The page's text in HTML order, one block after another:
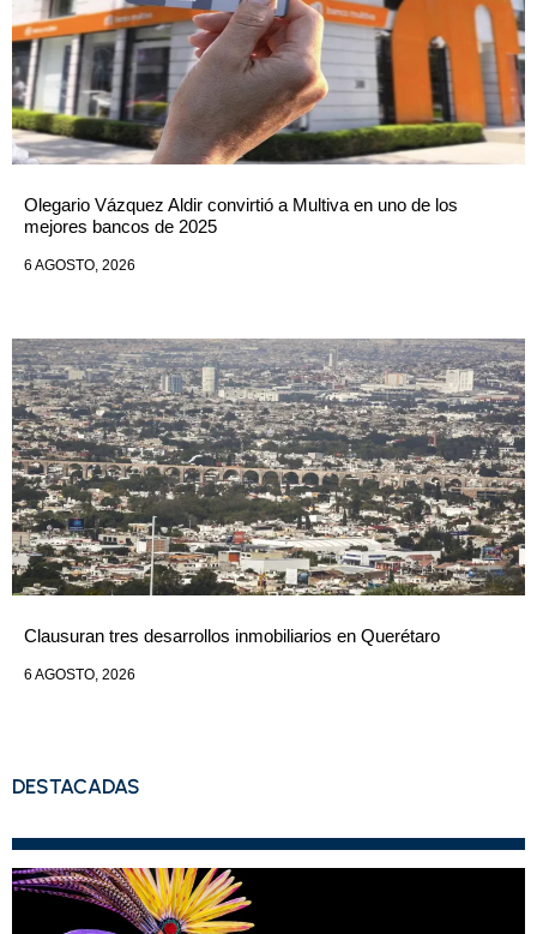
Olegario Vázquez Aldir convirtió a Multiva en uno de los
mejores bancos de 2025
6 AGOSTO, 2026
Clausuran tres desarrollos inmobiliarios en Querétaro
6 AGOSTO, 2026
DESTACADAS